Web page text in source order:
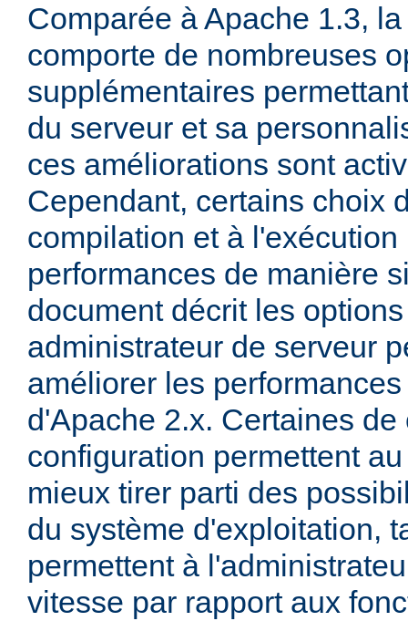
Comparée à Apache 1.3,
comporte de nombreuses
supplémentaires
du serveur et sa
ces améliorations sont
Cependant, certains choix
compilation et à
performances de manière
document décrit les
administrateur de serveur
améliorer les
d'Apache 2.x. Certaines
configuration permettent
mieux tirer parti des
du système d'exploitation,
permettent à
vitesse par rapport aux